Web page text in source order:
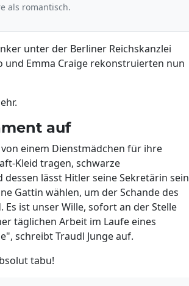
als romantisch.
unter der Berliner Reichskanzlei
und Emma Craige rekonstruierten nun
auf
einem Dienstmädchen für ihre
Kleid tragen, schwarze
lässt Hitler seine Sekretärin sein
Gattin wählen, um der Schande des
ist unser Wille, sofort an der Stelle
täglichen Arbeit im Laufe eines
schreibt Traudl Junge auf.
tabu!